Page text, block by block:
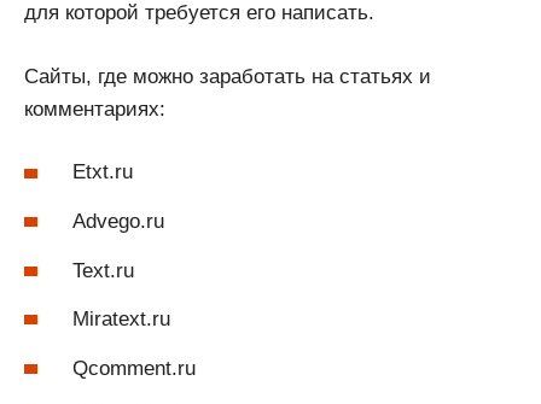
для которой требуется его написать.
Сайты, где можно заработать на статьях и
комментариях:
Etxt.ru
Advego.ru
Text.ru
Miratext.ru
Qcomment.ru